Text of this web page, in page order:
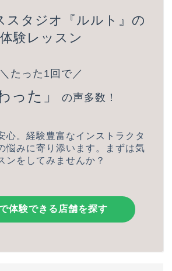
スタジオ『ルルト』の
体験レッスン
＼たった1回で／
った」 の声多数！
心。経験豊富なインストラクタ
悩みに寄り添います。まずは気
ンをしてみませんか？
体験できる店舗を探す